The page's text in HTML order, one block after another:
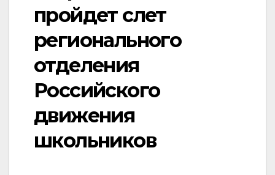
пройдет слет
регионального
отделения
Российского
движения
школьников